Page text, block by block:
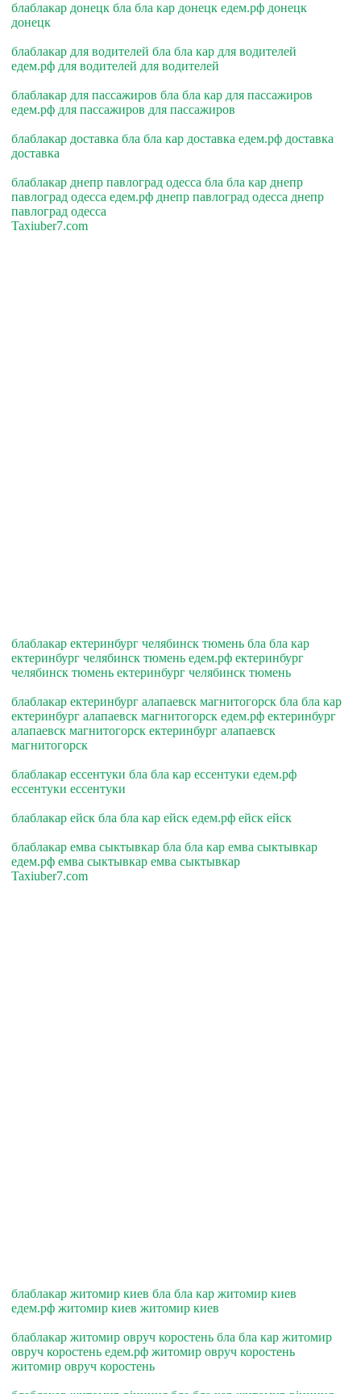
блаблакар донецк бла бла кар донецк едем.рф донецк
донецк
блаблакар для водителей бла бла кар для водителей
едем.рф для водителей для водителей
блаблакар для пассажиров бла бла кар для пассажиров
едем.рф для пассажиров для пассажиров
блаблакар доставка бла бла кар доставка едем.рф доставка
доставка
блаблакар днепр павлоград одесса бла бла кар днепр
павлоград одесса едем.рф днепр павлоград одесса днепр
павлоград одесса
Taxiuber7.com
блаблакар ектеринбург челябинск тюмень бла бла кар
ектеринбург челябинск тюмень едем.рф ектеринбург
челябинск тюмень ектеринбург челябинск тюмень
блаблакар ектеринбург алапаевск магнитогорск бла бла кар
ектеринбург алапаевск магнитогорск едем.рф ектеринбург
алапаевск магнитогорск ектеринбург алапаевск
магнитогорск
блаблакар ессентуки бла бла кар ессентуки едем.рф
ессентуки ессентуки
блаблакар ейск бла бла кар ейск едем.рф ейск ейск
блаблакар емва сыктывкар бла бла кар емва сыктывкар
едем.рф емва сыктывкар емва сыктывкар
Taxiuber7.com
блаблакар житомир киев бла бла кар житомир киев
едем.рф житомир киев житомир киев
блаблакар житомир овруч коростень бла бла кар житомир
овруч коростень едем.рф житомир овруч коростень
житомир овруч коростень